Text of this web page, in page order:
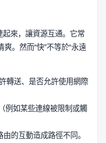
起來，讓資源互通。它常
。然而“快”不等於“永遠
轉送、是否允許使用網際
例如某些連線被限制或觸
的互動造成路徑不同。